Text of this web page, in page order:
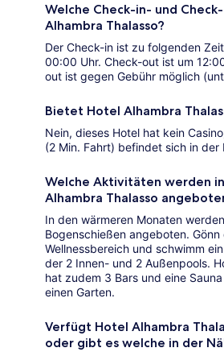
Welche Check-in- und
Alhambra Thalasso?
Der Check-in ist zu folgenden
00:00 Uhr. Check-out ist um
out ist gegen Gebühr möglich
Bietet Hotel Alhambra
Nein, dieses Hotel hat kein
(2 Min. Fahrt) befindet sich in der
Welche Aktivitäten werden
Alhambra Thalasso
In den wärmeren Monaten
Bogenschießen angeboten.
Wellnessbereich und schwimm
der 2 Innen- und 2 Außenpools.
hat zudem 3 Bars und eine
einen Garten.
Verfügt Hotel Alhambra
oder gibt es welche in der